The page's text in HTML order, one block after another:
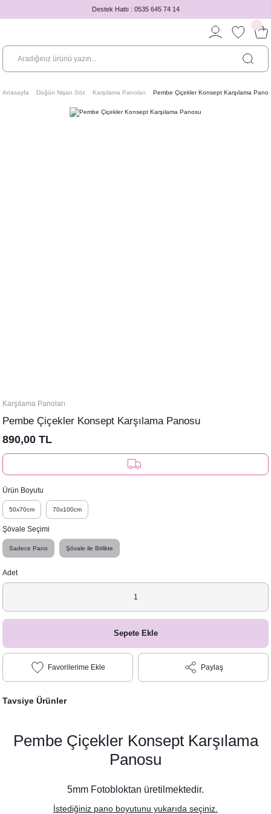
Destek Hattı : 0535 645 74 14
Anasayfa Düğün Nişan Söz Karşılama Panoları Pembe Çiçekler Konsept Karşılama
Karşılama Panoları
Pembe Çiçekler Konsept Karşılama Panosu
890,00 TL
Ürün Boyutu
50x70cm 70x100cm
Şövale Seçimi
Sadece Pano Şövale ile Birlikte
Adet
Sepete Ekle
Paylaş
Tavsiye Ürünler
Pembe Çiçekler Konsept Karşılama
Panosu
5mm Fotobloktan üretilmektedir.
İstediğiniz pano boyutunu yukarıda seçiniz.